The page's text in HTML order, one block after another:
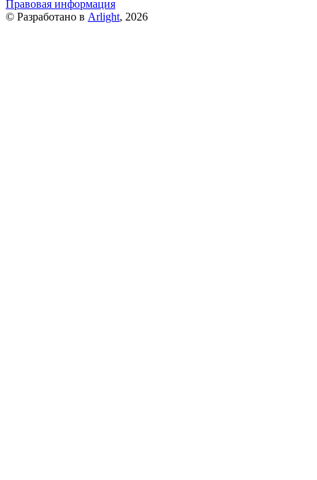
Правовая информация
© Разработано в Arlight, 2026